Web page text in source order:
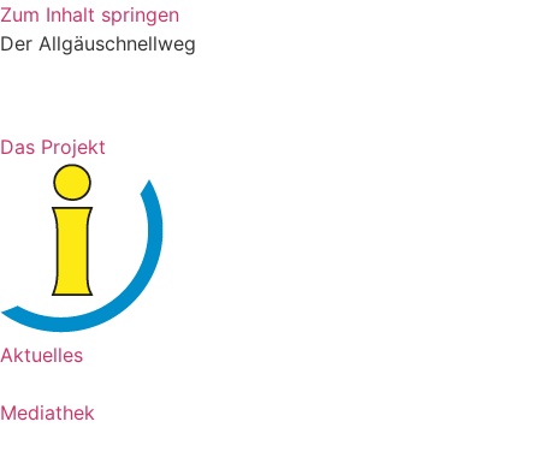
Zum Inhalt springen
Der Allgäuschnellweg
Das Projekt
Aktuelles
Mediathek